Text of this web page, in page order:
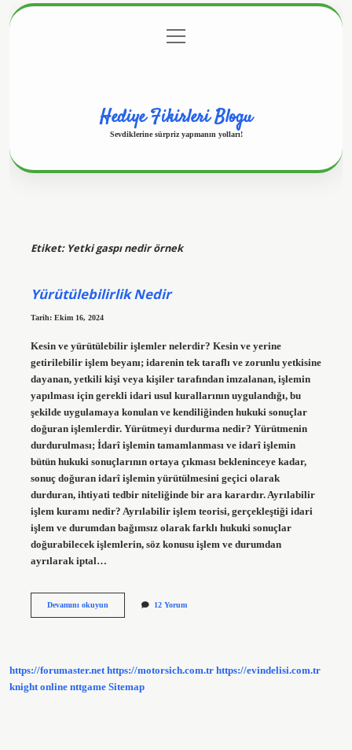
Gizlilik Politikası
menüyü
aç
Hediye Fikirleri Blogu
Sevdiklerine sürpriz yapmanın yolları!
Etiket: Yetki gaspı nedir örnek
Yürütülebilirlik Nedir
Tarih: Ekim 16, 2024
Kesin ve yürütülebilir işlemler nelerdir? Kesin ve yerine
getirilebilir işlem beyanı; idarenin tek taraflı ve zorunlu yetkisine
dayanan, yetkili kişi veya kişiler tarafından imzalanan, işlemin
yapılması için gerekli idari usul kurallarının uygulandığı, bu
şekilde uygulamaya konulan ve kendiliğinden hukuki sonuçlar
doğuran işlemlerdir. Yürütmeyi durdurma nedir? Yürütmenin
durdurulması; İdarî işlemin tamamlanması ve idarî işlemin
bütün hukuki sonuçlarının ortaya çıkması bekleninceye kadar,
sonuç doğuran idarî işlemin yürütülmesini geçici olarak
durduran, ihtiyati tedbir niteliğinde bir ara karardır. Ayrılabilir
işlem kuramı nedir? Ayrılabilir işlem teorisi, gerçekleştiği idari
işlem ve durumdan bağımsız olarak farklı hukuki sonuçlar
doğurabilecek işlemlerin, söz konusu işlem ve durumdan
ayrılarak iptal…
Devamını okuyunYürütülebilirlik12 Yorum
https://forumaster.net https://motorsich.com.tr https://evindelisi.com.tr
knight online nttgame Sitemap